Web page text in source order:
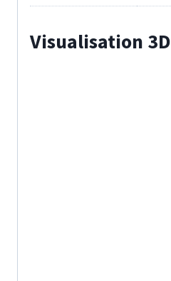
Visualisation 3D